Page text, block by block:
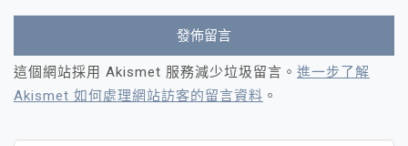
這個網站採用 Akismet 服務減少垃圾留言。 進一步了解
Akismet 如何處理網站訪客的留言資料 。